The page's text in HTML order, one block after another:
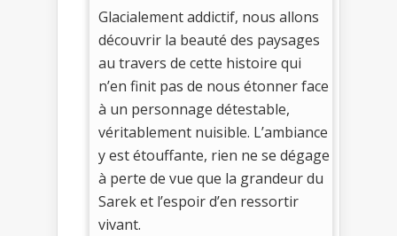
Glacialement addictif, nous allons
découvrir la beauté des paysages
au travers de cette histoire qui
n’en finit pas de nous étonner face
à un personnage détestable,
véritablement nuisible. L’ambiance
y est étouffante, rien ne se dégage
à perte de vue que la grandeur du
Sarek et l’espoir d’en ressortir
vivant.